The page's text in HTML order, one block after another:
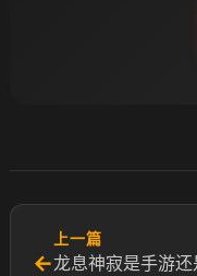
←
上一篇
龙息神寂是手游